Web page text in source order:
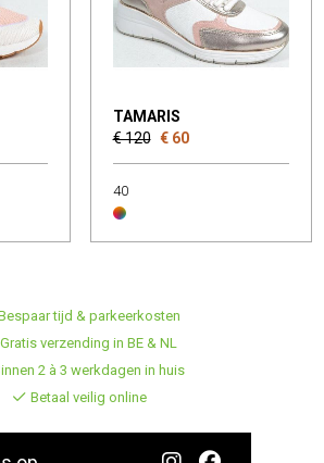
TAMARIS
€ 120 € 60
40
tijd & parkeerkosten
Gratis verzending in BE & NL
2 à 3 werkdagen in huis
Betaal veilig online